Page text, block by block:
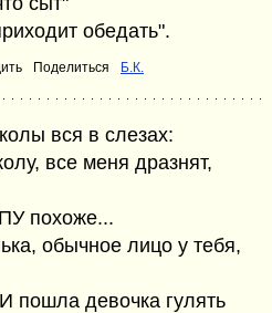
обедать".
Поделиться Б.К.
вся в слезах:
все меня дразнят,
похоже...
обычное лицо у тебя,
пошла девочка гулять